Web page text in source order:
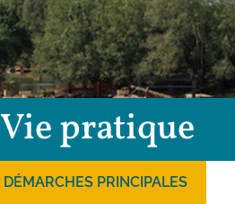
Vie pratique
DÉMARCHES PRINCIPALES